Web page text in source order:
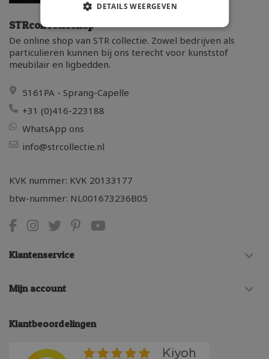
STRcollectieshop
De online shop van STR collectie. Zowel bedrijven als
particulieren kunnen bij ons terecht voor kunststof
meubilair en ligbedden.
5161PA - Sprang-Capelle
+31 (0)416-223188
WhatsApp ons
info@strcollectie.nl
KVK nummer: KVK 20133177
btw-nummer: NL001673236B05
Klantenservice
Mijn account
Klantbeoordelingen
DETAILS WEERGEVEN